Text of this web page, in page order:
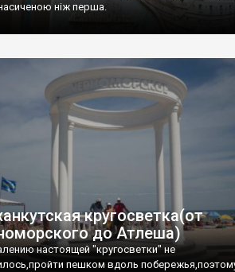
ніж перша.
кругосветка(от
до Атлеша)
настоящей "кругосветки" не
пешком вдоль